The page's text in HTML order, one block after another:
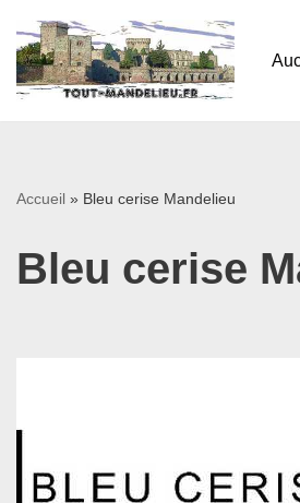
Aller
au
Accueil » Bleu cerise Mandelieu
Bleu cerise